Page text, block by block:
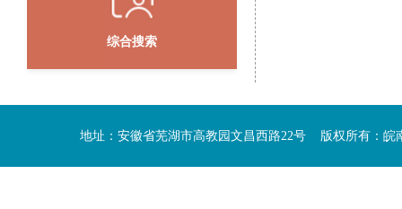
综合搜索
地址：安徽省芜湖市高教园文昌西路22号 版权所有：